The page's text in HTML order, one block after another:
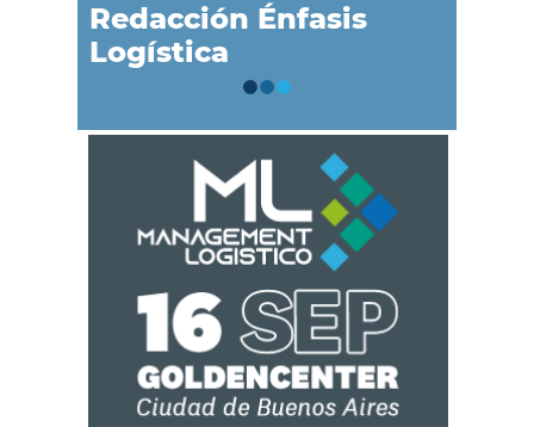
Redacción Énfasis
Logística